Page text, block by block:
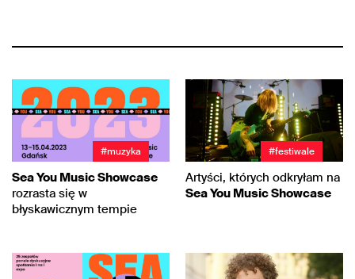
#muzyka
Sea You Music Showcase
rozrasta się w
błyskawicznym tempie
#festiwale
Artyści, których odkryłam na
Sea You Music Showcase